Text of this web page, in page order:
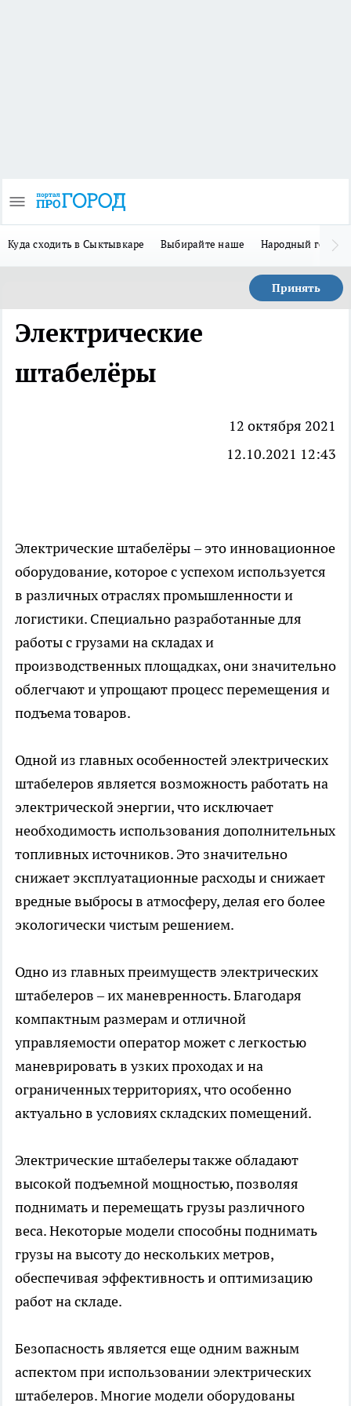
Куда сходить в Сыктывкаре Выбирайте наше Народный герой
Принять
Электрические
штабелёры
12 октября 2021
12.10.2021 12:43
Электрические штабелёры – это инновационное
оборудование, которое с успехом используется
в различных отраслях промышленности и
логистики. Специально разработанные для
работы с грузами на складах и
производственных площадках, они значительно
облегчают и упрощают процесс перемещения и
подъема товаров.
Одной из главных особенностей электрических
штабелеров является возможность работать на
электрической энергии, что исключает
необходимость использования дополнительных
топливных источников. Это значительно
снижает эксплуатационные расходы и снижает
вредные выбросы в атмосферу, делая его более
экологически чистым решением.
Одно из главных преимуществ электрических
штабелеров – их маневренность. Благодаря
компактным размерам и отличной
управляемости оператор может с легкостью
маневрировать в узких проходах и на
ограниченных территориях, что особенно
актуально в условиях складских помещений.
Электрические штабелеры также обладают
высокой подъемной мощностью, позволяя
поднимать и перемещать грузы различного
веса. Некоторые модели способны поднимать
грузы на высоту до нескольких метров,
обеспечивая эффективность и оптимизацию
работ на складе.
Безопасность является еще одним важным
аспектом при использовании электрических
штабелеров. Многие модели оборудованы